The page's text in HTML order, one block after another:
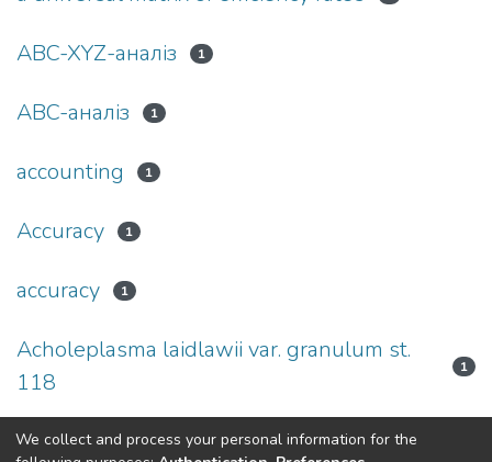
ABC-XYZ-аналіз 1
ABC-аналіз 1
accounting 1
Accuracy 1
accuracy 1
Acholeplasma laidlawii var. granulum st.
118
1
« 1(current)
2 3 4 5 ... 375 »
We collect and process your personal information for the